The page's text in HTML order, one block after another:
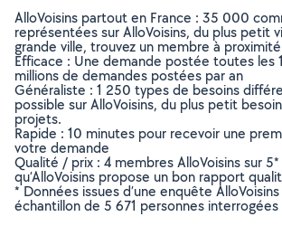
AlloVoisins partout en France : 35 000
représentées sur AlloVoisins, du plus petit
grande ville, trouvez un membre à
Efficace : Une demande postée toutes les
millions de demandes postées par an
Généraliste : 1 250 types de besoins
possible sur AlloVoisins, du plus petit
projets.
Rapide : 10 minutes pour recevoir une
votre demande
Qualité / prix : 4 membres AlloVoisins sur
qu’AlloVoisins propose un bon rapport
* Données issues d’une enquête
échantillon de 5 671 personnes